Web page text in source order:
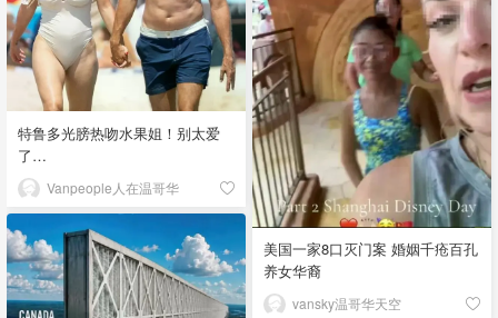
特鲁多光膀热吻水果姐！别太爱
了…
Vanpeople人在温哥华
美国一家8口灭门案 婚姻千疮百孔
养女华裔
vansky温哥华天空